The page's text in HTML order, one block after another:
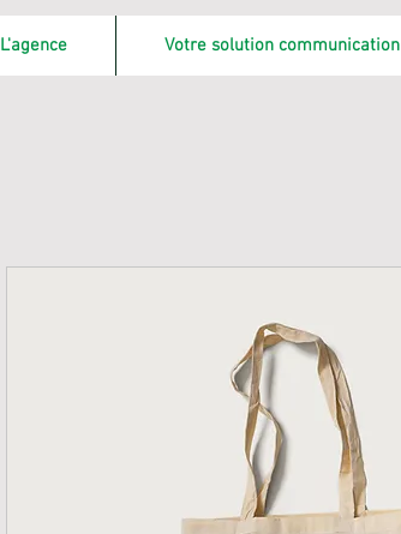
L'agence Votre solution communication